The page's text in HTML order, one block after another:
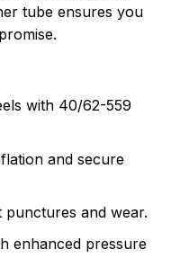
tube ensures you
with 40/62-559
and secure
and wear.
enhanced pressure